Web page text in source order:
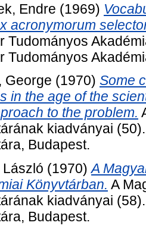
Endre (1969)
acronymorum
Tudományos
Tudományos
George (1970) Some
in the age of the
to the problem.
kiadványai
Budapest.
László (1970)A
Könyvtárban. A
kiadványai
Budapest.